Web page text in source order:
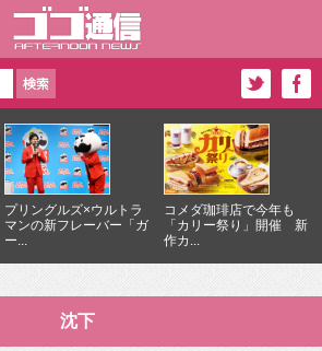
プリングルズ×ウルトラ
マンの新フレーバー「ガ
ー...
コメダ珈琲店で今年も
「カリー祭り」開催 新
作カ...
沈下